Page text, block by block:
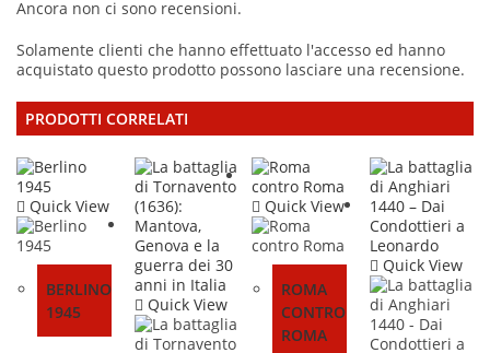
Ancora non ci sono recensioni.
Solamente clienti che hanno effettuato l'accesso ed hanno
acquistato questo prodotto possono lasciare una recensione.
PRODOTTI CORRELATI
Quick View
BERLINO
1945
Quick View
Quick View
ROMA
CONTRO
ROMA
Quick View